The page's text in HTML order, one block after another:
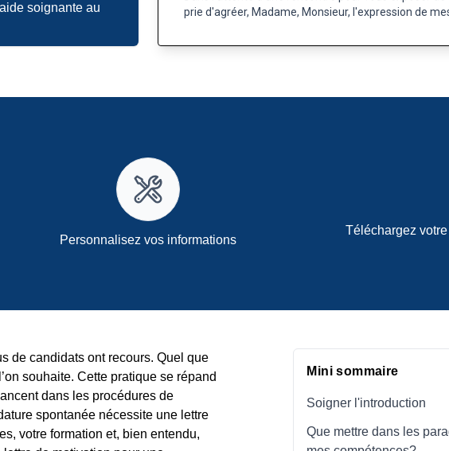
soignante au
prie d'agréer, Madame, Monsieur, l'expression de
Personnalisez vos informations
Téléchargez
de candidats ont recours. Quel que
souhaite. Cette pratique se répand
dans les procédures de
spontanée nécessite une lettre
votre formation et, bien entendu,
Mini sommaire
Soigner l'introduction
Que mettre dans les